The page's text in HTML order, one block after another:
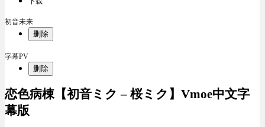
初音未来
删除
字幕PV
删除
恋色病棟【初音ミク – 桜ミク】Vmoe中文字
幕版